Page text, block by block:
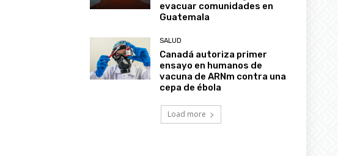
evacuar comunidades en
Guatemala
SALUD
Canadá autoriza primer
ensayo en humanos de
vacuna de ARNm contra una
cepa de ébola
Load more